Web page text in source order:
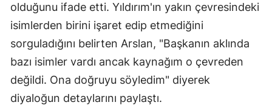
olduğunu ifade etti. Yıldırım'ın yakın çevresindeki
isimlerden birini işaret edip etmediğini
sorguladığını belirten Arslan, "Başkanın aklında
bazı isimler vardı ancak kaynağım o çevreden
değildi. Ona doğruyu söyledim" diyerek
diyaloğun detaylarını paylaştı.